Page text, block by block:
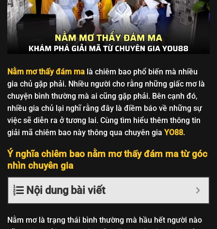
Nằm mơ thấy đám ma là chiêm bao phổ biến mà nhiều
gia chủ gặp phải. Nhiều người cho rằng những giấc mơ là
chuyện bình thường mà ai cũng gặp phải. Bên cạnh đó,
nhiều gia chủ lại nghĩ rằng đây là điềm báo về những sự
việc sẽ diễn ra ở tương lai. Cùng tìm hiểu thêm thông tin
giải mã chiêm bao này thông qua chuyên gia YO88.
Ý nghĩa chiêm bao nằm mơ thấy đám ma từ góc
nhìn chuyên gia
Nội dung bài viết
Nằm mơ là trạng thái bình thường mà hầu hết người nào